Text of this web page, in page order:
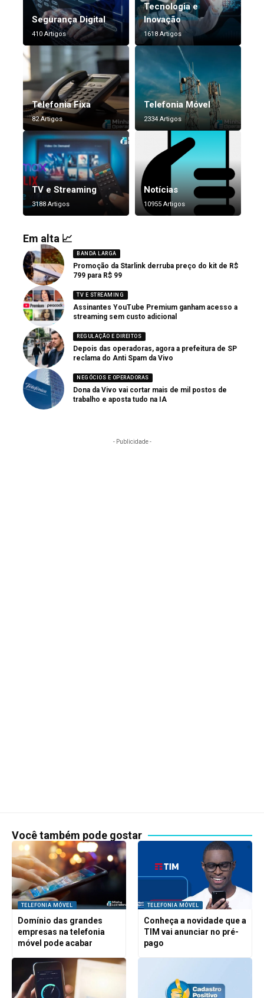
Segurança Digital
410 Artigos
Tecnologia e
Inovação
1618 Artigos
Telefonia Fixa
82 Artigos
Telefonia Móvel
2334 Artigos
TV e Streaming
3188 Artigos
Notícias
10955 Artigos
Em alta 📈
BANDA LARGA
Promoção da Starlink derruba preço do kit de R$
799 para R$ 99
TV E STREAMING
Assinantes YouTube Premium ganham acesso a
streaming sem custo adicional
REGULAÇÃO E DIREITOS
Depois das operadoras, agora a prefeitura de SP
reclama do Anti Spam da Vivo
NEGÓCIOS E OPERADORAS
Dona da Vivo vai cortar mais de mil postos de
trabalho e aposta tudo na IA
- Publicidade -
Você também pode gostar
TELEFONIA MÓVEL
Domínio das grandes
empresas na telefonia
móvel pode acabar
TELEFONIA MÓVEL
Conheça a novidade que a
TIM vai anunciar no pré-
pago